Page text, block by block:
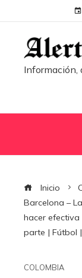
Información,
Inicio
Barcelona –
hacer efectiva
parte | Fútbol
COLOMBIA